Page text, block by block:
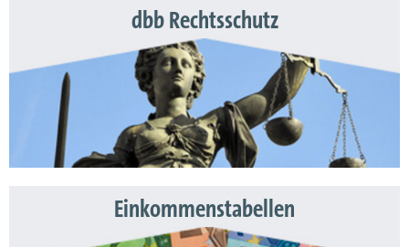
dbb Rechtsschutz
Einkommenstabellen